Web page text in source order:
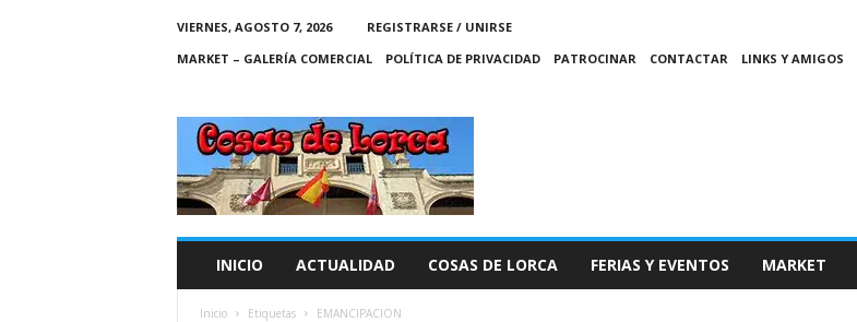
VIERNES, AGOSTO 7, 2026
REGISTRARSE / UNIRSE
MARKET – GALERÍA COMERCIAL
POLÍTICA DE PRIVACIDAD PATROCINAR CONTACTAR LINKS Y AMIGOS
C
A
S
INICIO ACTUALIDAD COSAS DE LORCA FERIAS Y EVENTOS MARKET
Inicio Etiquetas EMANCIPACION